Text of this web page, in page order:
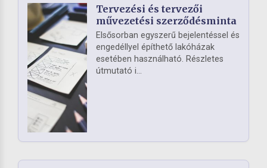
Tervezési és tervezői
művezetési szerződésminta
Elsősorban egyszerű bejelentéssel és
engedéllyel építhető lakóházak
esetében használható. Részletes
útmutató i...